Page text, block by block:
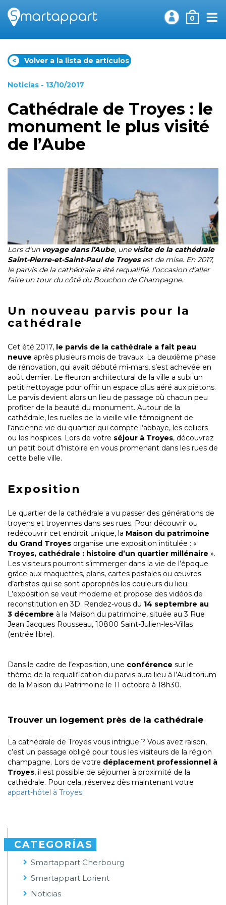
0
< Volver a la lista de artículos
Noticias - 13/10/2017
Cathédrale de Troyes : le
monument le plus visité
de l’Aube
Lors d’un voyage dans l’Aube, une visite de la cathédrale
Saint-Pierre-et-Saint-Paul de Troyesest de mise. En 2017,
le parvis de la cathédrale a été requalifié, l’occasion d’aller
faire un tour du côté du Bouchon de Champagne.
Un nouveau parvis pour la
cathédrale
Cet été 2017, le parvis de la cathédrale a fait peau
neuve après plusieurs mois de travaux. La deuxième phase
de rénovation, qui avait débuté mi-mars, s’est achevée en
août dernier. Le fleuron architectural de la ville a subi un
petit nettoyage pour offrir un espace plus aéré aux piétons.
Le parvis devient alors un lieu de passage où chacun peu
profiter de la beauté du monument. Autour de la
cathédrale, les ruelles de la vieille ville témoignent de
l’ancienne vie du quartier qui compte l’abbaye, les celliers
ou les hospices. Lors de votre séjour à Troyes, découvrez
un petit bout d’histoire en vous promenant dans les rues de
cette belle ville.
Exposition
Le quartier de la cathédrale a vu passer des générations de
troyens et troyennes dans ses rues. Pour découvrir ou
redécouvrir cet endroit unique, la Maison du patrimoine
du Grand Troyes organise une exposition intitulée : «
Troyes, cathédrale : histoire d’un quartier millénaire ».
Les visiteurs pourront s’immerger dans la vie de l’époque
grâce aux maquettes, plans, cartes postales ou œuvres
d’artistes qui se sont appropriés les couleurs du lieu.
L’exposition se veut moderne et propose des vidéos de
reconstitution en 3D. Rendez-vous du 14 septembre au
3 décembre à la Maison du patrimoine, située au 3 Rue
Jean Jacques Rousseau, 10800 Saint-Julien-les-Villas
(entrée libre).
Dans le cadre de l’exposition, une conférence sur le
thème de la requalification du parvis aura lieu à l’Auditorium
de la Maison du Patrimoine le 11 octobre à 18h30.
Trouver un logement près de la cathédrale
La cathédrale de Troyes vous intrigue ? Vous avez raison,
c’est un passage obligé pour tous les visiteurs de la région
champagne. Lors de votre déplacement professionnel à
Troyes, il est possible de séjourner à proximité de la
cathédrale. Pour cela, réservez dès maintenant votre
appart-hôtel à Troyes.
CATEGORÍAS
Smartappart Cherbourg
Smartappart Lorient
Noticias